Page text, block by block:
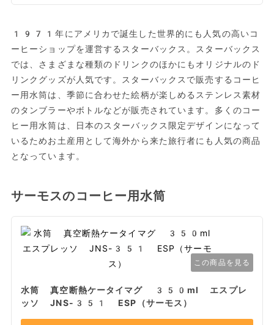
1971年にアメリカで誕生した世界的にも人気の高いコ
ーヒーショップを運営するスターバックス。スターバックス
では、さまざまな種類のドリンクのほかにもオリジナルのド
リンクグッズが人気です。スターバックスで販売するコーヒ
ー用水筒は、季節に合わせた絵柄が楽しめるステンレス素材
のタンブラーやボトルなどが販売されています。多くのコー
ヒー用水筒は、日本のスターバックス限定デザインになって
いるためお土産用として海外から来た旅行者にも人気の商品
となっています。
サーモスのコーヒー用水筒
この商品を見る
水筒 真空断熱ケータイマグ 350ml エスプレ
ッソ JNS-351 ESP（サーモス）